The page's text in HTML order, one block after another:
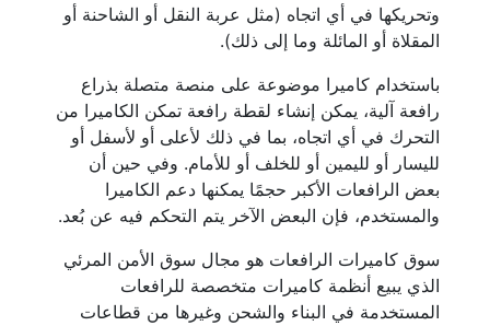
وتحريكها في أي اتجاه (مثل عربة النقل أو الشاحنة أو
المقلاة أو المائلة وما إلى ذلك).
باستخدام كاميرا موضوعة على منصة متصلة بذراع
رافعة آلية، يمكن إنشاء لقطة رافعة تمكن الكاميرا من
التحرك في أي اتجاه، بما في ذلك لأعلى أو لأسفل أو
لليسار أو لليمين أو للخلف أو للأمام. وفي حين أن
بعض الرافعات الأكبر حجمًا يمكنها دعم الكاميرا
والمستخدم، فإن البعض الآخر يتم التحكم فيه عن بُعد.
سوق كاميرات الرافعات هو مجال سوق الأمن المرئي
الذي يبيع أنظمة كاميرات متخصصة للرافعات
المستخدمة في البناء والشحن وغيرها من قطاعات